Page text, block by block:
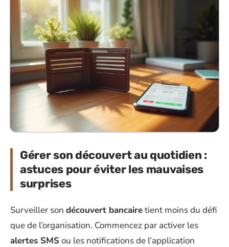
Gérer son découvert au quotidien :
astuces pour éviter les mauvaises
surprises
Surveiller son découvert bancairetient moins du défi
que de l’organisation. Commencez par activer les
alertes SMSou les notifications de l’application